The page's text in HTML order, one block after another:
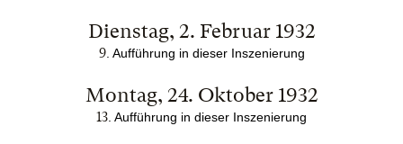
Dienstag, 2. Februar 1932
9. Aufführung in dieser Inszenierung
Montag, 24. Oktober 1932
13 . Aufführung in dieser Inszenierung